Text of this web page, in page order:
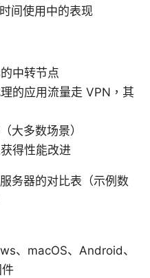
间使用中的表现
中转节点
的应用流量走 VPN，其
大多数场景）
得性能改进
务器的对比表（示例数
、macOS、Android、